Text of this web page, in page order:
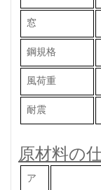
窓
鋼規格
風荷重
耐震
原材料の
ア